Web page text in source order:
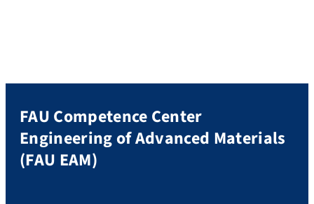
FAU Competence Center
Engineering of Advanced Materials
(FAU EAM)